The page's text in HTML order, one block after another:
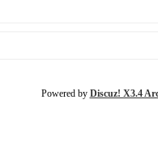
Powered by Discuz! X3.4